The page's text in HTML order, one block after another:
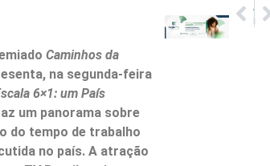
Caminhos da
na segunda-feira
6×1: um País
um panorama sobre
do tempo de trabalho
no país. A atração
ANTERIOR
Elon Musk perde processo contra OpenAI e Sam Altman
PRÓXIMO
Morre Geovani Silva, ídolo do Vasco e ex-meia da seleção, aos 62 anos